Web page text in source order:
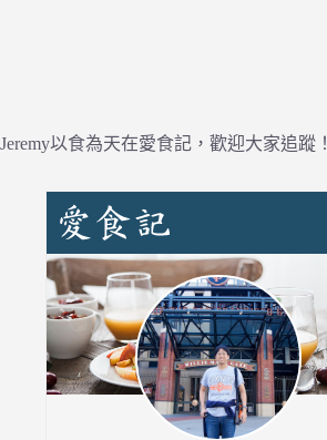
Jeremy以食為天在愛食記，歡迎大家追蹤！